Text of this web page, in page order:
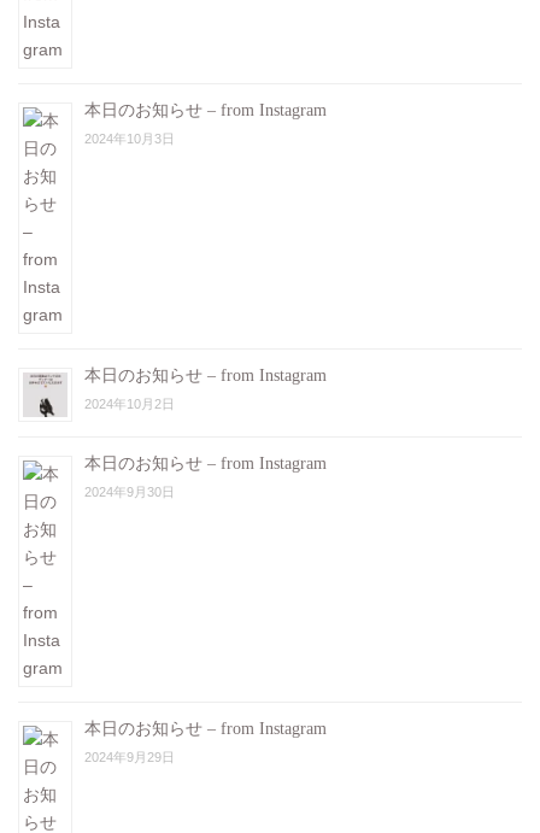
本日のお知らせ – from Instagram
2024年10月3日
本日のお知らせ – from Instagram
2024年10月2日
本日のお知らせ – from Instagram
2024年9月30日
本日のお知らせ – from Instagram
2024年9月29日